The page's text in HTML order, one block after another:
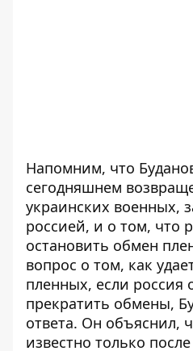
Напомним, что
сегодняшнем
украинских военных,
россией, и о том, что
остановить обмен
вопрос о том, как
пленных, если россия
прекратить обмены,
ответа. Он объяснил,
известно только